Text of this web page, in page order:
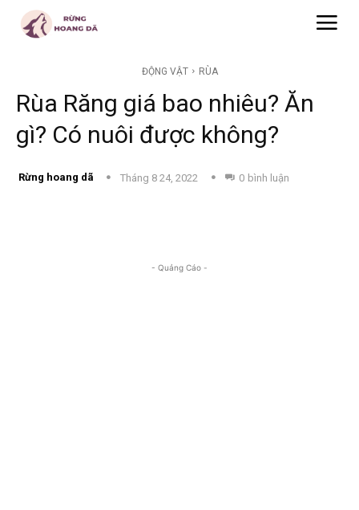
ĐỘNG VẬT RÙA
Rùa Răng giá bao nhiêu? Ăn
gì? Có nuôi được không?
Rừng hoang dã Tháng 8 24, 2022 0 bình luận
- Quảng Cáo -